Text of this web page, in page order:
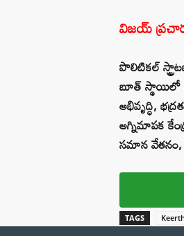
విజయ్
పొలిటికల్
బూత్ స్థాయిలో
అభివృద్ధి,
అగ్నిమాపక
సమాన వేతనం,
TAGS